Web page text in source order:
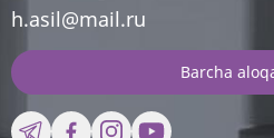
h.asil@mail.ru
Barcha